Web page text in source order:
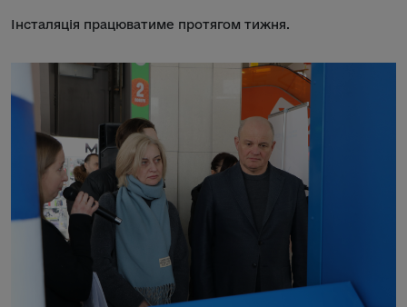
Інсталяція працюватиме протягом тижня.